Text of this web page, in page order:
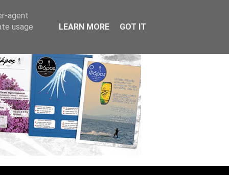
agent
usage
LEARN MORE GOT IT